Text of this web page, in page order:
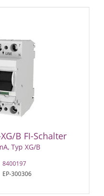
B FI-Schalter
Typ XG/B
8400197
EP-300306